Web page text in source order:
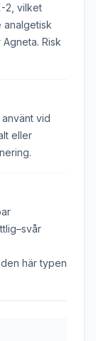
2, vilket
analgetisk
Risk
vid
eller
här typen